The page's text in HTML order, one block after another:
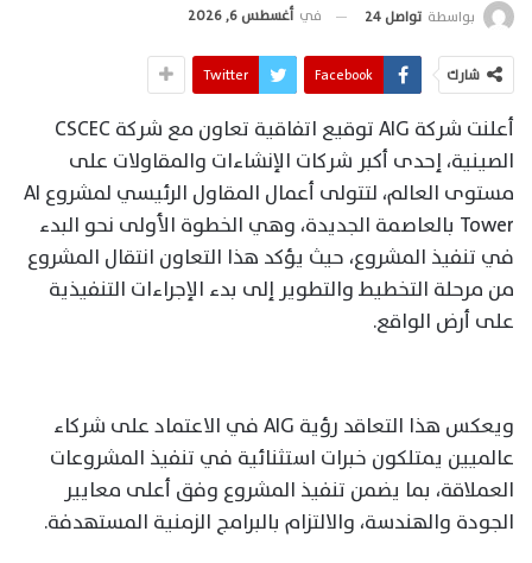
بواسطة تواصل 24 في أغسطس 6, 2026
شارك Facebook
Twitter
أعلنت شركة AIG توقيع اتفاقية تعاون مع شركة CSCEC
الصينية، إحدى أكبر شركات الإنشاءات والمقاولات على
مستوى العالم، لتتولى أعمال المقاول الرئيسي لمشروع AI
Tower بالعاصمة الجديدة، وهي الخطوة الأولى نحو البدء
في تنفيذ المشروع، حيث يؤكد هذا التعاون انتقال المشروع
من مرحلة التخطيط والتطوير إلى بدء الإجراءات التنفيذية
على أرض الواقع.
ويعكس هذا التعاقد رؤية AIG في الاعتماد على شركاء
عالميين يمتلكون خبرات استثنائية في تنفيذ المشروعات
العملاقة، بما يضمن تنفيذ المشروع وفق أعلى معايير
الجودة والهندسة، والالتزام بالبرامج الزمنية المستهدفة.